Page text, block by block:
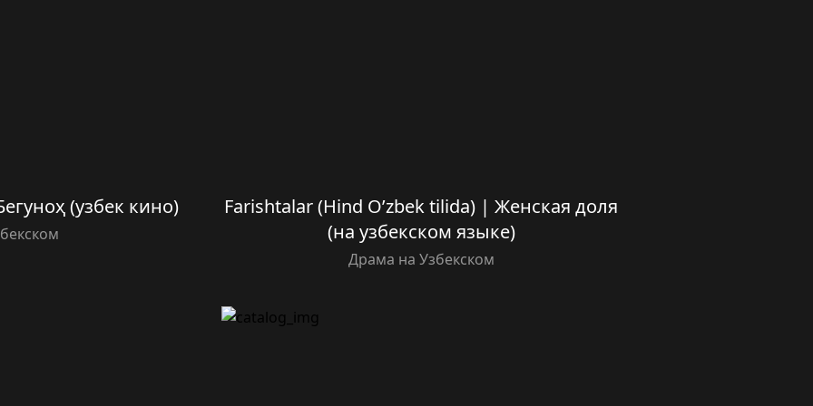
(узбек кино)
Farishtalar (Hind O’zbek tilida) | Женская доля
(на узбекском языке)
Драма на Узбекском